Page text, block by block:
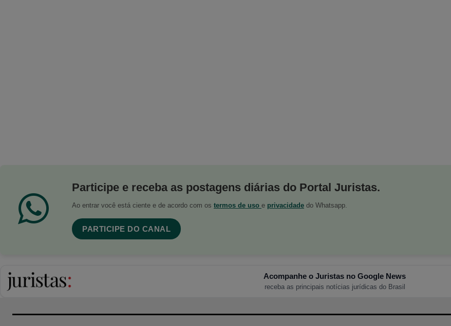
Participe e receba as postagens diárias do Portal Juristas.
Ao entrar você está ciente e de acordo com os termos de uso e privacidade do Whatsapp.
PARTICIPE DO CANAL
Acompanhe o Juristas no Google News
receba as principais notícias jurídicas do Brasil